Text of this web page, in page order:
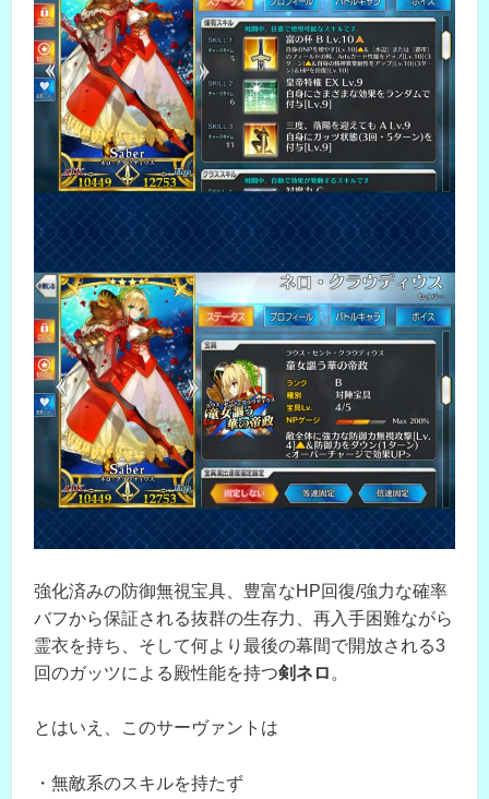
強化済みの防御無視宝具、豊富なHP回復/強力な確率
バフから保証される抜群の生存力、再入手困難ながら
霊衣を持ち、そして何より最後の幕間で開放される3
回のガッツによる殿性能を持つ剣ネロ 。
とはいえ、このサーヴァントは
・無敵系のスキルを持たず